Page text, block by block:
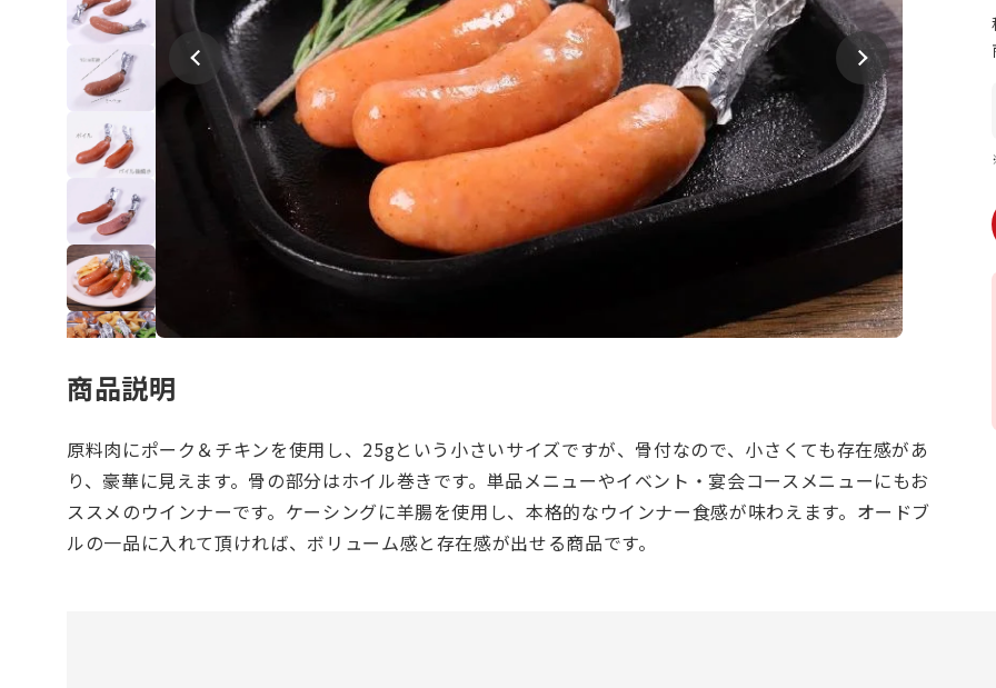
商品説明
原料肉にポーク＆チキンを使用し、25gという小さいサイズですが、骨付なので、小さくても存在感があ
り、豪華に見えます。骨の部分はホイル巻きです。単品メニューやイベント・宴会コースメニューにもお
ススメのウインナーです。ケーシングに羊腸を使用し、本格的なウインナー食感が味わえます。オードブ
ルの一品に入れて頂ければ、ボリューム感と存在感が出せる商品です。